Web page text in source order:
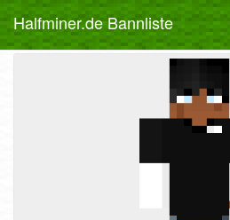
Halfminer.de Bannliste